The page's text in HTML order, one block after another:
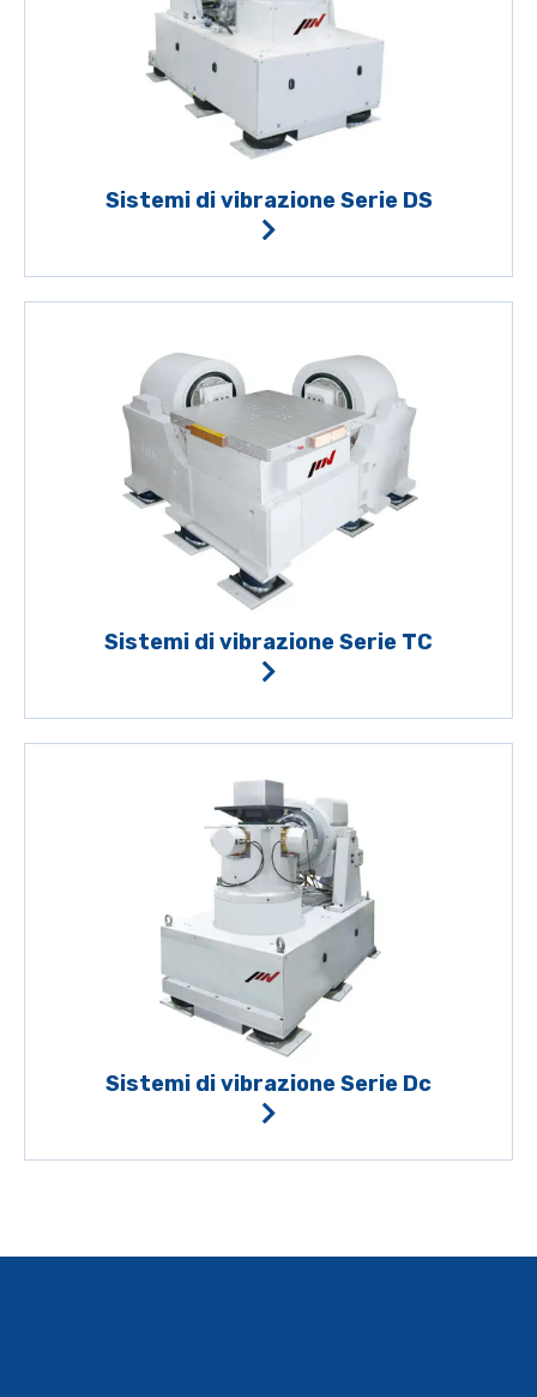
Sistemi di vibrazione Serie DS
Sistemi di vibrazione Serie TC
Sistemi di vibrazione Serie Dc